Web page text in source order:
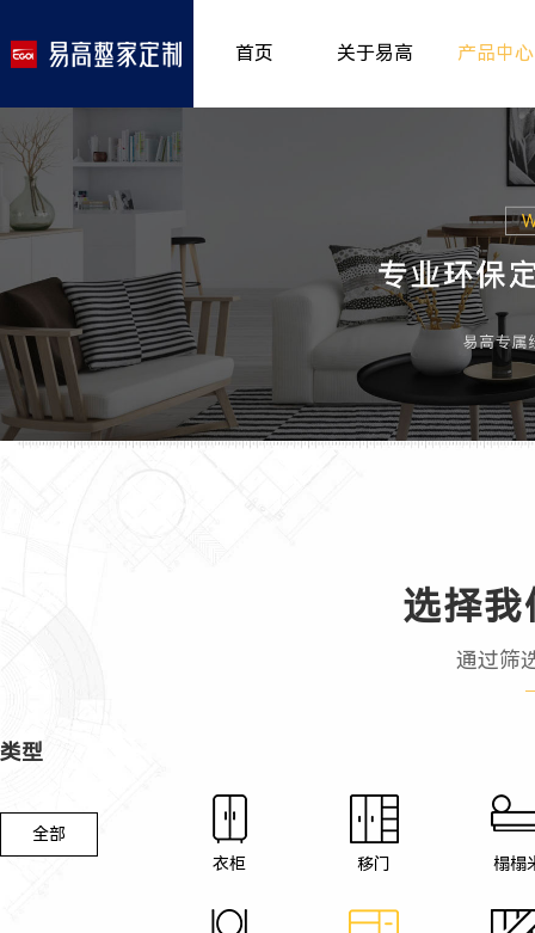
首页 关于易高
>
专卖形象 >
产品中心
室内非
儿童房
厨房空
餐厅空
客厅空
卧室空
木门系
选择
通过筛
类型
全部
衣柜
移门 榻榻